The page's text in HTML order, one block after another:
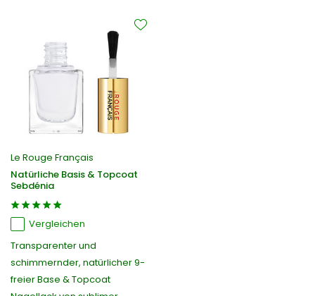
Le Rouge Français
Natürliche Basis & Topcoat
Sebdénia
Vergleichen
Transparenter und
schimmernder, natürlicher 9-
freier Base & Topcoat